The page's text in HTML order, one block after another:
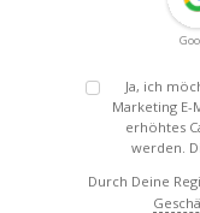
Ja, ich
Marketing E-
erhöhtes
werden.
Durch Deine